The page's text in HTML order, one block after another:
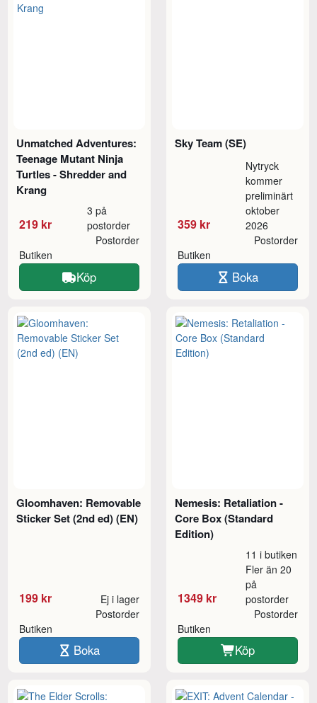
Unmatched Adventures:
Teenage Mutant Ninja
Turtles - Shredder and
Krang
219 kr
3 på
postorder
Butiken
Postorder
Köp
Sky Team (SE)
359 kr
Nytryck
kommer
preliminärt
oktober
2026
Butiken
Postorder
Boka
Gloomhaven: Removable
Sticker Set (2nd ed) (EN)
199 kr Ej i lager
Butiken
Postorder
Boka
Nemesis: Retaliation -
Core Box (Standard
Edition)
1349 kr
11 i butiken
Fler än 20
på
postorder
Butiken
Postorder
Köp